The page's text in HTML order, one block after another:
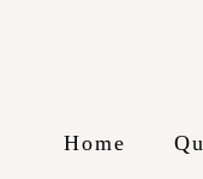
Home